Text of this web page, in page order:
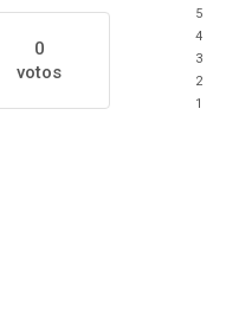
0
votos
5
4
3
2
1